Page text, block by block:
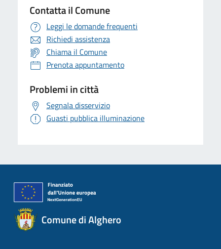
Contatta il Comune
Leggi le domande frequenti
Richiedi assistenza
Chiama il Comune
Prenota appuntamento
Problemi in città
Segnala disservizio
Guasti pubblica illuminazione
Comune di Alghero